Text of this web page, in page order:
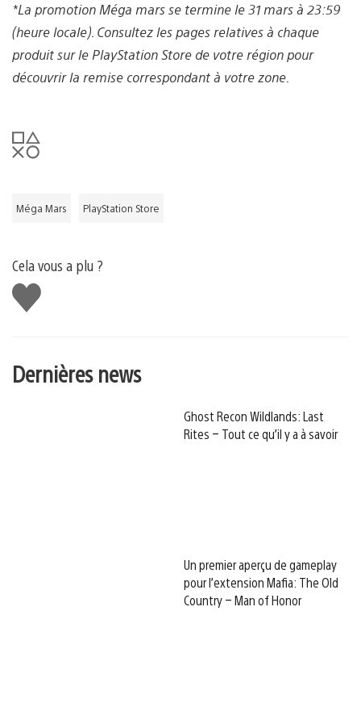
*La promotion Méga mars se termine le 31 mars à 23:59
(heure locale). Consultez les pages relatives à chaque
produit sur le PlayStation Store de votre région pour
découvrir la remise correspondant à votre zone.
Méga Mars PlayStation Store
Cela vous a plu ?
J'aime
Dernières news
Ghost Recon Wildlands: Last
Rites – Tout ce qu’il y a à savoir
Un premier aperçu de gameplay
pour l’extension Mafia: The Old
Country – Man of Honor